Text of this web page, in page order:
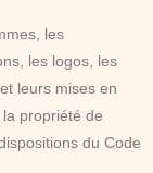
les
les logos, les
leurs mises en
propriété de
du Code